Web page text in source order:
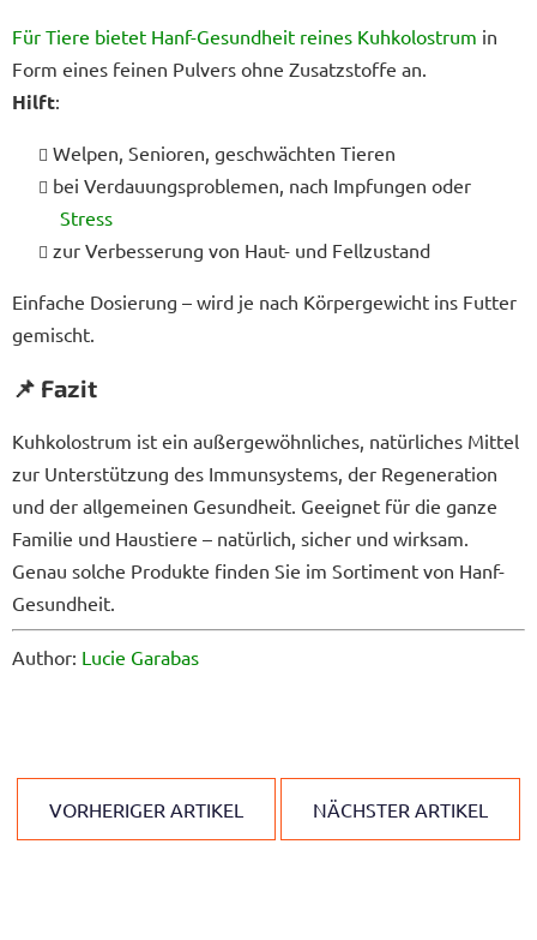
Für Tiere bietet Hanf-Gesundheit reines Kuhkolostrum in
Form eines feinen Pulvers ohne Zusatzstoffe an.
Hilft:
Welpen, Senioren, geschwächten Tieren
bei Verdauungsproblemen, nach Impfungen oder
Stress
zur Verbesserung von Haut- und Fellzustand
Einfache Dosierung – wird je nach Körpergewicht ins Futter
gemischt.
📌 Fazit
Kuhkolostrum ist ein außergewöhnliches, natürliches Mittel
zur Unterstützung des Immunsystems, der Regeneration
und der allgemeinen Gesundheit. Geeignet für die ganze
Familie und Haustiere – natürlich, sicher und wirksam.
Genau solche Produkte finden Sie im Sortiment von Hanf-
Gesundheit.
Author: Lucie Garabas
VORHERIGER ARTIKEL NÄCHSTER ARTIKEL